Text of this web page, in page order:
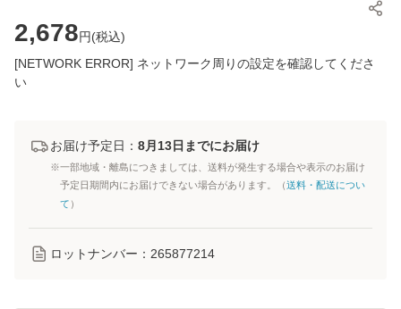
2,678円(税込)
[NETWORK ERROR] ネットワーク周りの設定を確認してくださ
い
お届け予定日： 8月13日までにお届け
※一部地域・離島につきましては、送料が発生する場合や表示のお届け
予定日期間内にお届けできない場合があります。（送料・配送につい
て ）
ロットナンバー： 265877214